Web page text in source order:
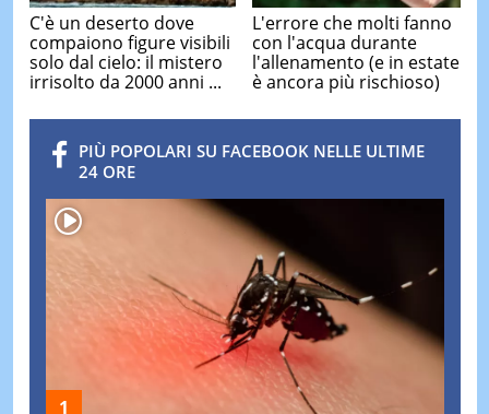
C'è un deserto dove
compaiono figure visibili
solo dal cielo: il mistero
irrisolto da 2000 anni ...
L'errore che molti fanno
con l'acqua durante
l'allenamento (e in estate
è ancora più rischioso)
PIÙ POPOLARI SU FACEBOOK NELLE ULTIME
24 ORE